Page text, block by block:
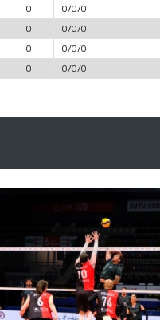
0
0/0/0
0
0/0/0
0
0/0/0
0 0/0/0